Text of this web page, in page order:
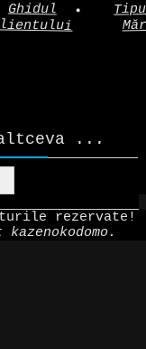
Ghidul
altceva ...
rezervate!